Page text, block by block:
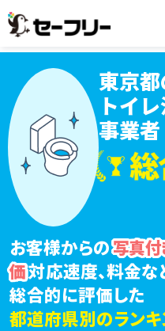
東京都
トイ
事業者
お客様からの写真付
価対応速度、料金な
総合的に評価した
都道府県別のラン